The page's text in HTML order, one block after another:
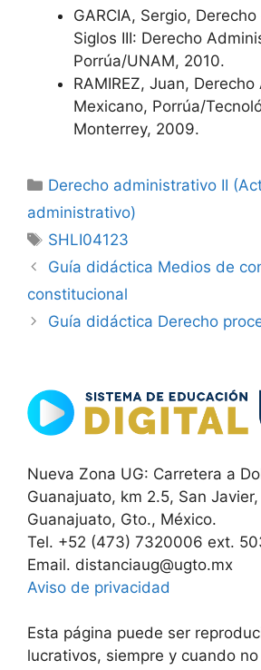
GARCIA, Sergio,
Siglos III: Derecho
Porrúa/UNAM, 2010.
RAMIREZ, Juan,
Mexicano, Porrúa/
Monterrey, 2009.
Categorías
Derecho administrativo II
administrativo)
Etiquetas
SHLI04123
Guía didáctica Medios de
constitucional
Guía didáctica Derecho
Nueva Zona UG: Carretera a
Guanajuato, km 2.5, San
Guanajuato, Gto., México.
Tel. +52 (473) 7320006 ext.
Email. distanciaug@ugto.mx
Aviso de privacidad
Esta página puede ser
lucrativos, siempre y cuando